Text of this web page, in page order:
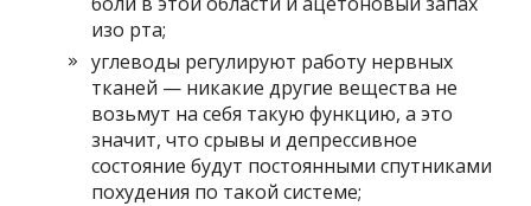
изо рта;
углеводы регулируют работу нервных
тканей — никакие другие вещества не
возьмут на себя такую функцию, а это
значит, что срывы и депрессивное
состояние будут постоянными спутниками
похудения по такой системе;